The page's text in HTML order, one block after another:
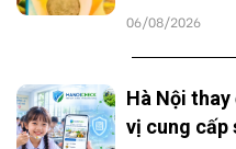
06/08/2026
Hà Nội
vị cung cấp